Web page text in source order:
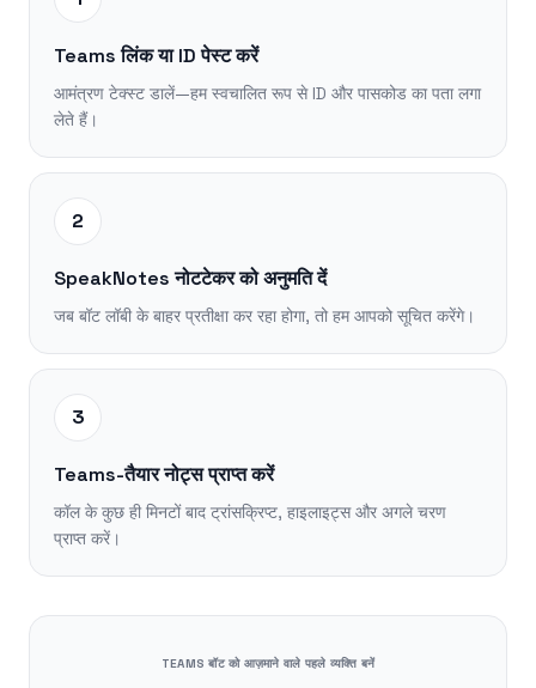
Teams लिंक या ID पेस्ट करें
आमंत्रण टेक्स्ट डालें—हम स्वचालित रूप से ID और पासकोड का पता लगा
लेते हैं।
2
SpeakNotes नोटटेकर को अनुमति दें
जब बॉट लॉबी के बाहर प्रतीक्षा कर रहा होगा, तो हम आपको सूचित करेंगे।
3
Teams-तैयार नोट्स प्राप्त करें
कॉल के कुछ ही मिनटों बाद ट्रांसक्रिप्ट, हाइलाइट्स और अगले चरण
प्राप्त करें।
TEAMS बॉट को आज़माने वाले पहले व्यक्ति बनें